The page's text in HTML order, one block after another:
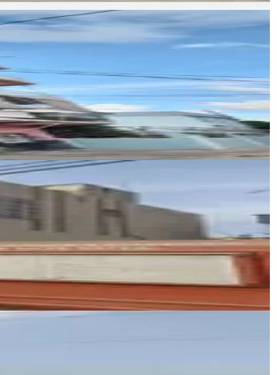
Sergen eken
İŞBİLİR GAYRİMENKUL ERHAN GÖRÜR
Ara